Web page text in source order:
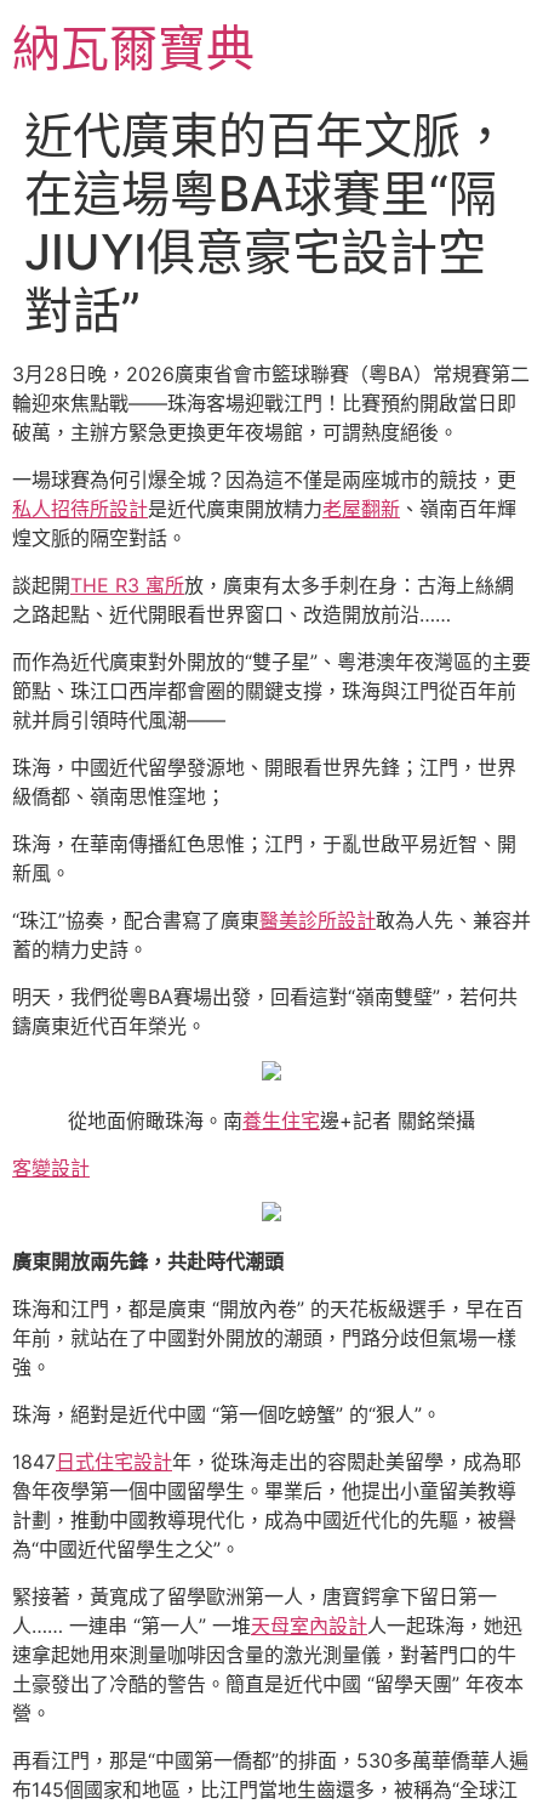
至
主納瓦爾寶典
近代廣東的百年文脈，
在這場粵BA球賽里“隔
JIUYI俱意豪宅設計空
對話”
3月28日晚，2026廣東省會市籃球聯賽（粵BA）常規賽第二
輪迎來焦點戰——珠海客場迎戰江門！比賽預約開啟當日即
破萬，主辦方緊急更換更年夜場館，可謂熱度絕後。
一場球賽為何引爆全城？因為這不僅是兩座城市的競技，更
私人招待所設計是近代廣東開放精力老屋翻新 、嶺南百年輝
煌文脈的隔空對話。
談起開THE R3 寓所放，廣東有太多手刺在身：古海上絲綢
之路起點、近代開眼看世界窗口、改造開放前沿……
而作為近代廣東對外開放的“雙子星”、粵港澳年夜灣區的主要
節點、珠江口西岸都會圈的關鍵支撐，珠海與江門從百年前
就并肩引領時代風潮——
珠海，中國近代留學發源地、開眼看世界先鋒；江門，世界
級僑都、嶺南思惟窪地；
珠海，在華南傳播紅色思惟；江門，于亂世啟平易近智、開
新風。
“珠江”協奏，配合書寫了廣東醫美診所設計敢為人先、兼容并
蓄的精力史詩。
明天，我們從粵BA賽場出發，回看這對“嶺南雙璧”，若何共
鑄廣東近代百年榮光。
從地面俯瞰珠海。南養生住宅邊+記者 關銘榮攝
客變設計
廣東開放兩先鋒，共赴時代潮頭
珠海和江門，都是廣東 “開放內卷” 的天花板級選手，早在百
年前，就站在了中國對外開放的潮頭，門路分歧但氣場一樣
強。
珠海，絕對是近代中國 “第一個吃螃蟹” 的“狠人”。
1847 日式住宅設計年，從珠海走出的容閎赴美留學，成為耶
魯年夜學第一個中國留學生。畢業后，他提出小童留美教導
計劃，推動中國教導現代化，成為中國近代化的先驅，被譽
為“中國近代留學生之父”。
緊接著，黃寬成了留學歐洲第一人，唐寶鍔拿下留日第一
人…… 一連串 “第一人” 一堆天母室內設計人一起珠海，她迅
速拿起她用來測量咖啡因含量的激光測量儀，對著門口的牛
土豪發出了冷酷的警告。簡直是近代中國 “留學天團” 年夜本
營。
再看江門，那是“中國第一僑都”的排面，530多萬華僑華人遍
布145個國家和地區，比江門當地生齒還多，被稱為“全球江